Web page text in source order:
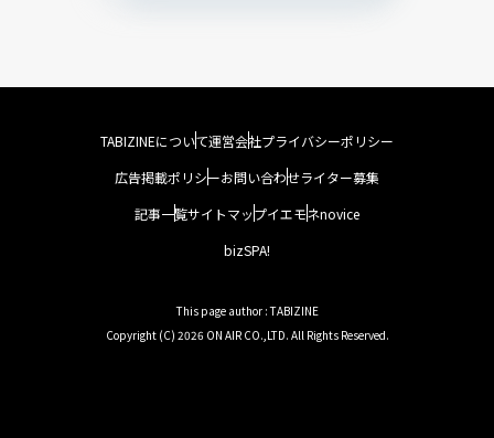
TABIZINEについて運営会社プライバシーポリシー
広告掲載ポリシーお問い合わせライター募集
記事一覧サイトマップイエモネnovice
bizSPA!
This page author : TABIZINE
Copyright (C) 2026 ON AIR CO.,LTD. All Rights Reserved.